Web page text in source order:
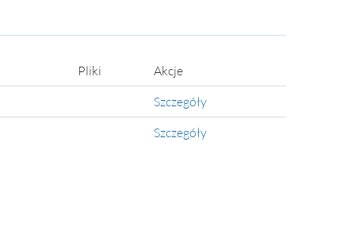
Pliki
Akcje
Szczegóły
Szczegóły